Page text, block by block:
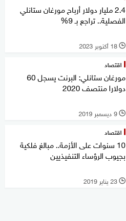
2.4 مليار دولار أرباح مورغان ستانلي
الفصلية.. تراجع بـ 9%
l 18 أكتوبر 2023
اقتصاد
مورغان ستانلي: البرنت يسجل 60
دولارا منتصف 2020
l 9 ديسمبر 2019
اقتصاد
10 سنوات على الأزمة.. مبالغ فلكية
بجيوب الرؤساء التنفيذيين
l 23 يناير 2019